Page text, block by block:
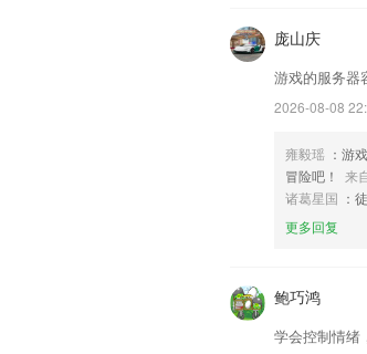
庞山庆
游戏的服务器
2026-08-08
雍毅瑶 ：游
冒险吧！
来
诸葛星国 ：
更多回复
鲍巧鸿
学会控制情绪